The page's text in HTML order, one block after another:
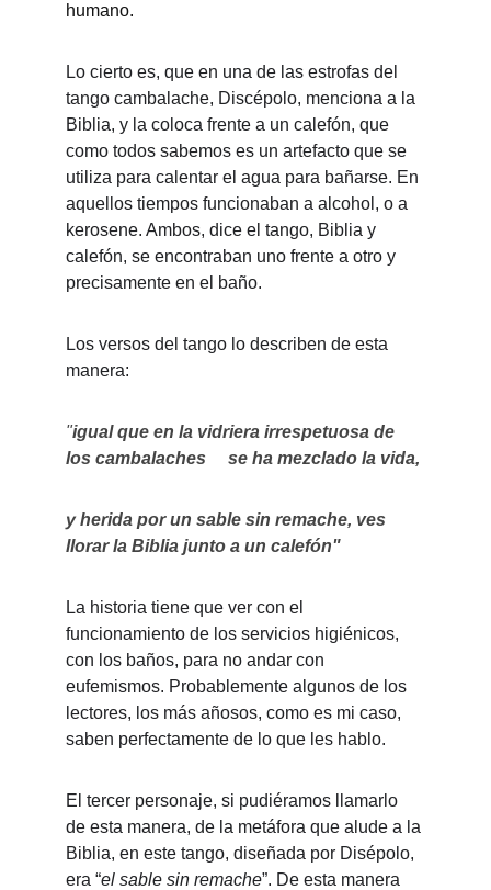
humano.
Lo cierto es, que en una de las estrofas del
tango cambalache, Discépolo, menciona a la
Biblia, y la coloca frente a un calefón, que
como todos sabemos es un artefacto que se
utiliza para calentar el agua para bañarse. En
aquellos tiempos funcionaban a alcohol, o a
kerosene. Ambos, dice el tango, Biblia y
calefón, se encontraban uno frente a otro y
precisamente en el baño.
Los versos del tango lo describen de esta
manera:
"igual que en la vidriera irrespetuosa de
los cambalaches     se ha mezclado la vida,
y herida por un sable sin remache, ves
llorar la Biblia junto a un calefón"
La historia tiene que ver con el
funcionamiento de los servicios higiénicos,
con los baños, para no andar con
eufemismos. Probablemente algunos de los
lectores, los más añosos, como es mi caso,
saben perfectamente de lo que les hablo.
El tercer personaje, si pudiéramos llamarlo
de esta manera, de la metáfora que alude a la
Biblia, en este tango, diseñada por Disépolo,
era “el sable sin remache”. De esta manera